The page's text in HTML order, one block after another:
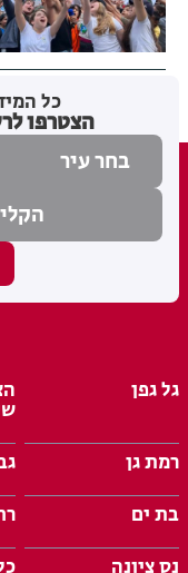
כל
הצטרפו
גל גפן
רמת גן
בת ים